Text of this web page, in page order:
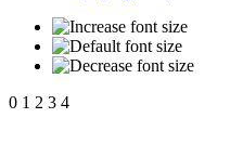
0 1 2 3 4